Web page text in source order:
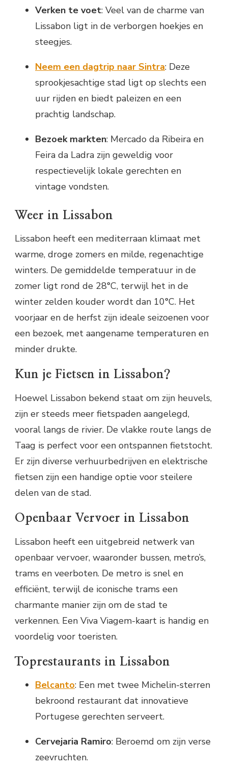
Verken te voet: Veel van de charme van
Lissabon ligt in de verborgen hoekjes en
steegjes.
Neem een dagtrip naar Sintra: Deze
sprookjesachtige stad ligt op slechts een
uur rijden en biedt paleizen en een
prachtig landschap.
Bezoek markten: Mercado da Ribeira en
Feira da Ladra zijn geweldig voor
respectievelijk lokale gerechten en
vintage vondsten.
Weer in Lissabon
Lissabon heeft een mediterraan klimaat met
warme, droge zomers en milde, regenachtige
winters. De gemiddelde temperatuur in de
zomer ligt rond de 28°C, terwijl het in de
winter zelden kouder wordt dan 10°C. Het
voorjaar en de herfst zijn ideale seizoenen voor
een bezoek, met aangename temperaturen en
minder drukte.
Kun je Fietsen in Lissabon?
Hoewel Lissabon bekend staat om zijn heuvels,
zijn er steeds meer fietspaden aangelegd,
vooral langs de rivier. De vlakke route langs de
Taag is perfect voor een ontspannen fietstocht.
Er zijn diverse verhuurbedrijven en elektrische
fietsen zijn een handige optie voor steilere
delen van de stad.
Openbaar Vervoer in Lissabon
Lissabon heeft een uitgebreid netwerk van
openbaar vervoer, waaronder bussen, metro’s,
trams en veerboten. De metro is snel en
efficiënt, terwijl de iconische trams een
charmante manier zijn om de stad te
verkennen. Een Viva Viagem-kaart is handig en
voordelig voor toeristen.
Toprestaurants in Lissabon
Belcanto: Een met twee Michelin-sterren
bekroond restaurant dat innovatieve
Portugese gerechten serveert.
Cervejaria Ramiro: Beroemd om zijn verse
zeevruchten.